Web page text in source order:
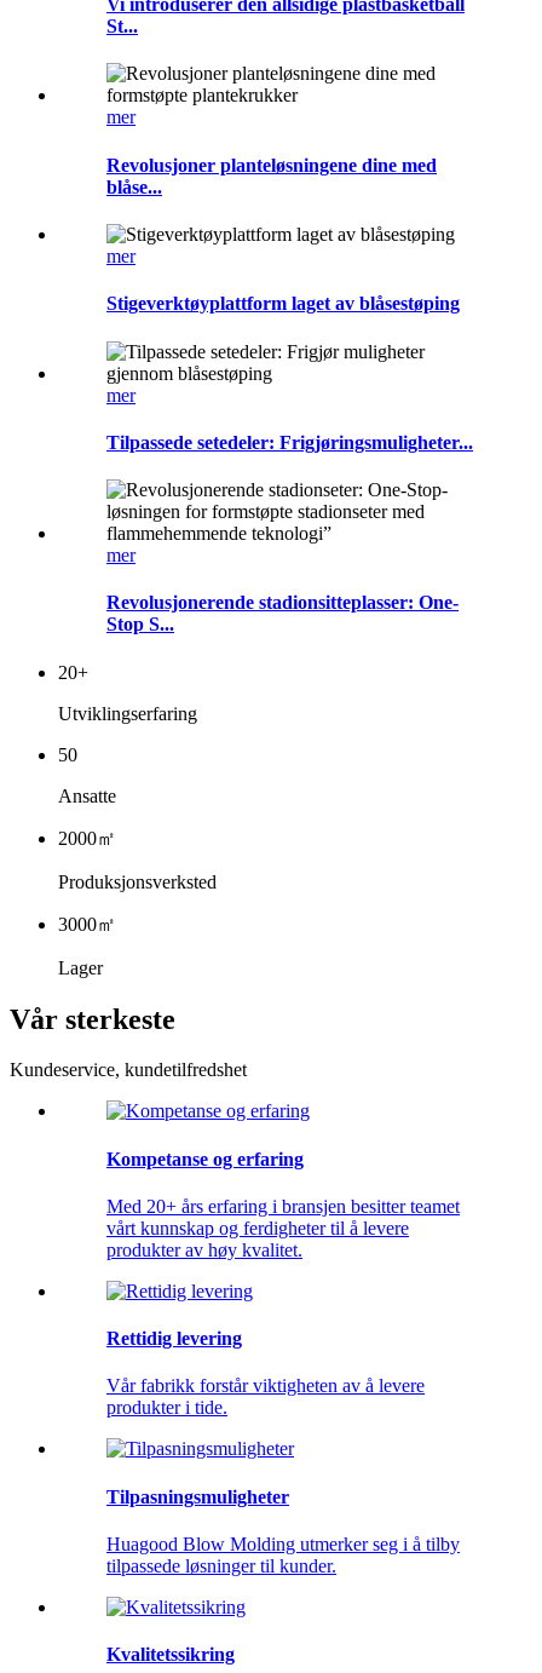
Vi introduserer den allsidige plastbasketball
St...
mer
Revolusjoner planteløsningene dine med
blåse...
mer
Stigeverktøyplattform laget av blåsestøping
mer
Tilpassede setedeler: Frigjøringsmuligheter...
mer
Revolusjonerende stadionsitteplasser: One-
Stop S...
20+
Utviklingserfaring
50
Ansatte
2000㎡
Produksjonsverksted
3000㎡
Lager
Vår sterkeste
Kundeservice, kundetilfredshet
Kompetanse og erfaring
Med 20+ års erfaring i bransjen besitter teamet
vårt kunnskap og ferdigheter til å levere
produkter av høy kvalitet.
Rettidig levering
Vår fabrikk forstår viktigheten av å levere
produkter i tide.
Tilpasningsmuligheter
Huagood Blow Molding utmerker seg i å tilby
tilpassede løsninger til kunder.
Kvalitetssikring